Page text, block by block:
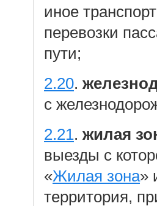
иное
перевозки
пути;
2.20.
с
2.21 . жилая
выезды с
«Жилая зона»
территория,